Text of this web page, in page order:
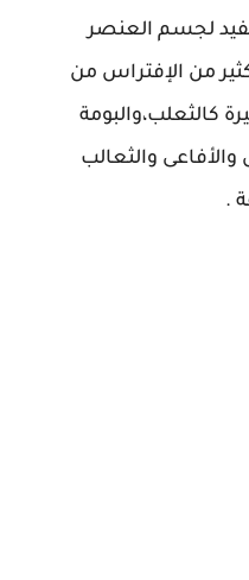
لجسم العنصر
من الإفتراس من
كالثعلب،والبومة
والثعالب
.